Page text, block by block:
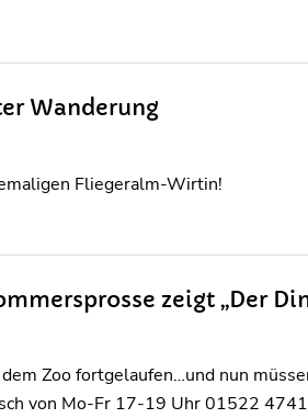
Wanderung
Fliegeralm-Wirtin!
zeigt „Der
Zoo fortgelaufen…und nun
von Mo-Fr 17-19 Uhr 01522